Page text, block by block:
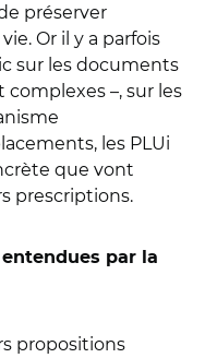
préserver
Or il y a parfois
sur les documents
–, sur les
les PLUi
que vont
prescriptions.
par la
propositions